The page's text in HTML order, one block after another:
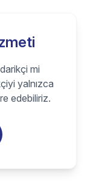
mi
yalnızca
edebiliriz.